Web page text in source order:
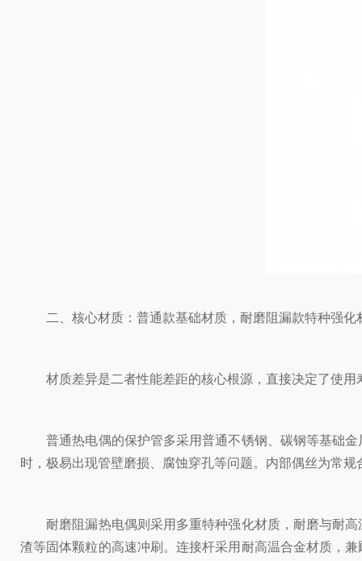
二、核心材质：普通款基础材质，耐磨阻漏款特种强化
材质差异是二者性能差距的核心根源，直接决定了使用
普通热电偶的保护管多采用普通不锈钢、碳钢等基础金
时，极易出现管壁磨损、腐蚀穿孔等问题。内部偶丝为常
耐磨阻漏热电偶则采用多重特种强化材质，耐磨与耐高
渣等固体颗粒的高速冲刷。连接杆采用耐高温合金材质，